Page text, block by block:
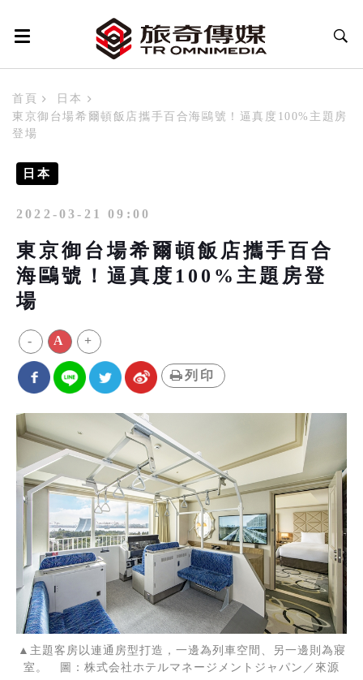
首頁
日本
東京御台場希爾頓飯店攜手百合海鷗號！逼真度100%主題房
登場
日本
2022-03-21 09:00
東京御台場希爾頓飯店攜手百合
海鷗號！逼真度100%主題房登
場
- A +
列印
▲主題客房以連通房型打造，一邊為列車空間、另一邊則為寢
室。 圖：株式会社ホテルマネージメントジャパン／來源